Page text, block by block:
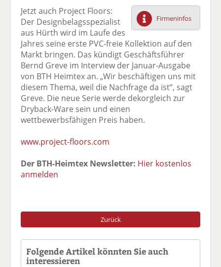
F
ac
e
b
o
o
k
te
il
e
tt
er
n
Li
n
k
e
di
n
te
il
e
E
m
ai
l
v
er
se
n
d
ck
e
n
Firmeninfos
Jetzt auch Project Floors:
Der Designbelagsspezialist
aus Hürth wird im Laufe des
Jahres seine erste PVC-freie Kollektion auf den
Markt bringen. Das kündigt Geschäftsführer
Bernd Greve im Interview der Januar-Ausgabe
von BTH Heimtex an. „Wir beschäftigen uns mit
diesem Thema, weil die Nachfrage da ist“, sagt
Greve. Die neue Serie werde dekorgleich zur
Dryback-Ware sein und einen
wettbewerbsfähigen Preis haben.
www.project-floors.com
Der BTH-Heimtex Newsletter: Hier kostenlos
anmelden
Zurück
Folgende Artikel könnten Sie auch
interessieren